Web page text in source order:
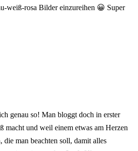
weiß-rosa Bilder einzureihen 😀 Super
genau so! Man bloggt doch in erster
macht und weil einem etwas am Herzen
die man beachten soll, damit alles